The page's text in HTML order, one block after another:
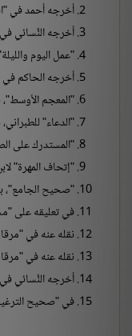
أخرجه أحمد في
أخرجه النَّسائي في
"عمل اليوم والليلة"
أخرجه الحاكم في
"المعجم الأوسط"،
"الدعاء" للطبراني،
"المستدرك على
"إتحاف المهرة" لابن
"صحيح الجامع"،
في تعليقه على
نقله عنه في "مرقاة
نقله عنه في "مرقاة
أخرجه النَّسائي في
في "صحيح الترغيب